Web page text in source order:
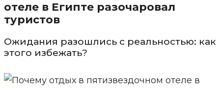
отеле в Египте разочаровал
туристов
Ожидания разошлись с реальностью: как
этого избежать?